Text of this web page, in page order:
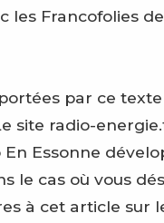
les Francofolies
par ce
site radio-
Essonne
le cas où vous
à cet article sur